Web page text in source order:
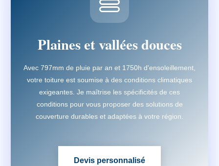
Plaines et vallées douces
Avec 797mm de pluie par an et 1750h d'ensoleillement,
votre toiture est soumise à des conditions climatiques
exigeantes. Je maîtrise les spécificités de ces
conditions pour vous proposer des solutions de
couverture durables et adaptées à votre région.
Devis personnalisé